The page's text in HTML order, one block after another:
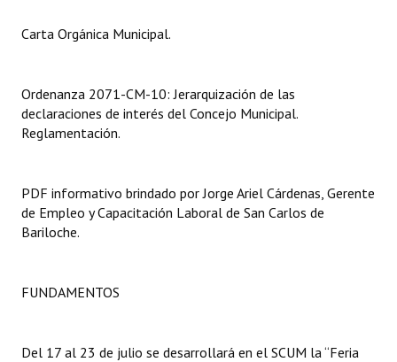
Digesto
Organigrama
Informes de Gestión
Proyectos Presentados
Informes de Unidad Coordinadora
Carta Orgánica Municipal.
Ordenanza 2071-CM-10: Jerarquización de las
declaraciones de interés del Concejo Municipal.
Reglamentación.
PDF informativo brindado por Jorge Ariel Cárdenas, Gerente
de Empleo y Capacitación Laboral de San Carlos de
Bariloche.
FUNDAMENTOS
Del 17 al 23 de julio se desarrollará en el SCUM la “Feria